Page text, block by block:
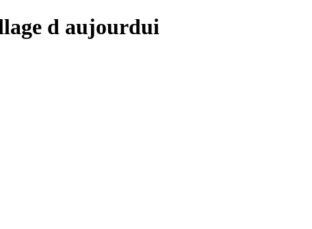
d aujourdui